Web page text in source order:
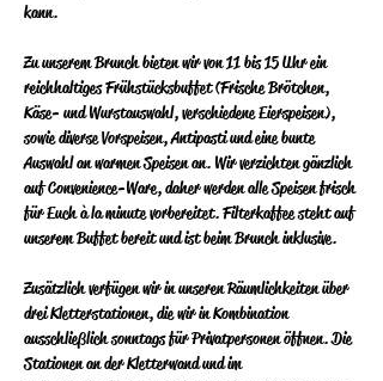
kann.
Zu unserem Brunch bieten wir von 11 bis 15 Uhr ein
reichhaltiges Frühstücksbuffet (Frische Brötchen,
Käse- und Wurstauswahl, verschiedene Eierspeisen),
sowie diverse Vorspeisen, Antipasti und eine bunte
Auswahl an warmen Speisen an.  Wir verzichten gänzlich
auf Convenience-Ware, daher werden alle Speisen frisch
für Euch à la minute vorbereitet.  Filterkaffee steht auf
unserem Buffet bereit und ist beim Brunch inklusive.
Zusätzlich verfügen wir in unseren Räumlichkeiten über
drei Kletterstationen, die wir in Kombination
ausschließlich sonntags für Privatpersonen öffnen. Die
Stationen an der Kletterwand und im